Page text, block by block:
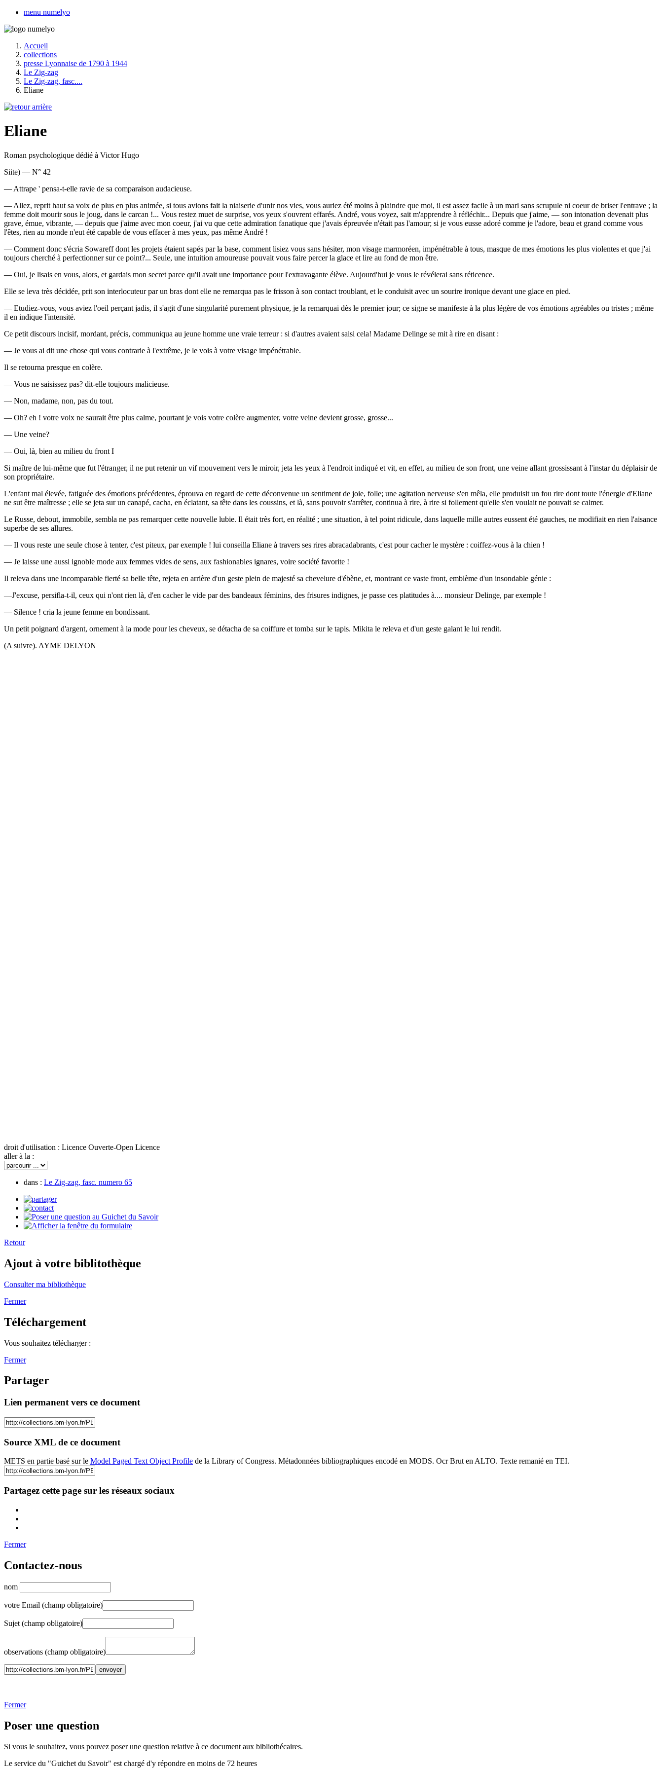
menu numelyo
Accueil
collections
presse Lyonnaise de 1790 à 1944
Le Zig-zag
Le Zig-zag, fasc....
Eliane
Eliane
Roman psychologique dédié à Victor Hugo
Siite) — N° 42
— Attrape ' pensa-t-elle ravie de sa comparaison audacieuse.
— Allez, reprit haut sa voix de plus en plus animée, si tous avions fait la niaiserie d'unir nos vies, vous auriez été moins à plaindre que moi, il est assez facile à un mari sans scrupule ni coeur de briser l'entrave ; la
femme doit mourir sous le joug, dans le carcan !... Vous restez muet de surprise, vos yeux s'ouvrent effarés. André, vous voyez, sait m'apprendre à réfléchir... Depuis que j'aime, — son intonation devenait plus
grave, émue, vibrante, — depuis que j'aime avec mon coeur, j'ai vu que cette admiration fanatique que j'avais épreuvée n'était pas l'amour; si je vous eusse adoré comme je l'adore, beau et grand comme vous
l'êtes, rien au monde n'eut été capable de vous effacer à mes yeux, pas même André !
— Comment donc s'écria Sowareff dont les projets étaient sapés par la base, comment lisiez vous sans hésiter, mon visage marmoréen, impénétrable à tous, masque de mes émotions les plus violentes et que j'ai
toujours cherché à perfectionner sur ce point?... Seule, une intuition amoureuse pouvait vous faire percer la glace et lire au fond de mon être.
— Oui, je lisais en vous, alors, et gardais mon secret parce qu'il avait une importance pour l'extravagante élève. Aujourd'hui je vous le révélerai sans réticence.
Elle se leva très décidée, prit son interlocuteur par un bras dont elle ne remarqua pas le frisson à son contact troublant, et le conduisit avec un sourire ironique devant une glace en pied.
— Etudiez-vous, vous aviez l'oeil perçant jadis, il s'agit d'une singularité purement physique, je la remarquai dès le premier jour; ce signe se manifeste à la plus légère de vos émotions agréables ou tristes ; même
il en indique l'intensité.
Ce petit discours incisif, mordant, précis, communiqua au jeune homme une vraie terreur : si d'autres avaient saisi cela! Madame Delinge se mit à rire en disant :
— Je vous ai dit une chose qui vous contrarie à l'extrême, je le vois à votre visage impénétrable.
Il se retourna presque en colère.
— Vous ne saisissez pas? dit-elle toujours malicieuse.
— Non, madame, non, pas du tout.
— Oh? eh ! votre voix ne saurait être plus calme, pourtant je vois votre colère augmenter, votre veine devient grosse, grosse...
— Une veine?
— Oui, là, bien au milieu du front I
Si maître de lui-même que fut l'étranger, il ne put retenir un vif mouvement vers le miroir, jeta les yeux à l'endroit indiqué et vit, en effet, au milieu de son front, une veine allant grossissant à l'instar du déplaisir de
son propriétaire.
L'enfant mal élevée, fatiguée des émotions précédentes, éprouva en regard de cette déconvenue un sentiment de joie, folle; une agitation nerveuse s'en mêla, elle produisit un fou rire dont toute l'énergie d'Eliane
ne sut être maîtresse ; elle se jeta sur un canapé, cacha, en éclatant, sa tête dans les coussins, et là, sans pouvoir s'arrêter, continua à rire, à rire si follement qu'elle s'en voulait ne pouvait se calmer.
Le Russe, debout, immobile, sembla ne pas remarquer cette nouvelle lubie. Il était très fort, en réalité ; une situation, à tel point ridicule, dans laquelle mille autres eussent été gauches, ne modifiait en rien l'aisance
superbe de ses allures.
— Il vous reste une seule chose à tenter, c'est piteux, par exemple ! lui conseilla Eliane à travers ses rires abracadabrants, c'est pour cacher le mystère : coiffez-vous à la chien !
— Je laisse une aussi ignoble mode aux femmes vides de sens, aux fashionables ignares, voire société favorite !
Il releva dans une incomparable fierté sa belle tête, rejeta en arrière d'un geste plein de majesté sa chevelure d'ébène, et, montrant ce vaste front, emblème d'un insondable génie :
—J'excuse, persifla-t-il, ceux qui n'ont rien là, d'en cacher le vide par des bandeaux féminins, des frisures indignes, je passe ces platitudes à.... monsieur Delinge, par exemple !
— Silence ! cria la jeune femme en bondissant.
Un petit poignard d'argent, ornement à la mode pour les cheveux, se détacha de sa coiffure et tomba sur le tapis. Mikita le releva et d'un geste galant le lui rendit.
(A suivre). AYME DELYON
droit d'utilisation : Licence Ouverte-Open Licence
aller à la :
dans : Le Zig-zag, fasc. numero 65
Retour
Ajout à votre biblitothèque
Consulter ma bibliothèque
Fermer
Téléchargement
Vous souhaitez télécharger :
Fermer
Partager
Lien permanent vers ce document
Source XML de ce document
METS en partie basé sur le Model Paged Text Object Profile de la Library of Congress. Métadonnées bibliographiques encodé en MODS. Ocr Brut en ALTO. Texte remanié en TEI.
Partagez cette page sur les réseaux sociaux
Fermer
Contactez-nous
nom
votre Email (champ obligatoire)
Sujet (champ obligatoire)
observations (champ obligatoire)
Fermer
Poser une question
Si vous le souhaitez, vous pouvez poser une question relative à ce document aux bibliothécaires.
Le service du "Guichet du Savoir" est chargé d'y répondre en moins de 72 heures